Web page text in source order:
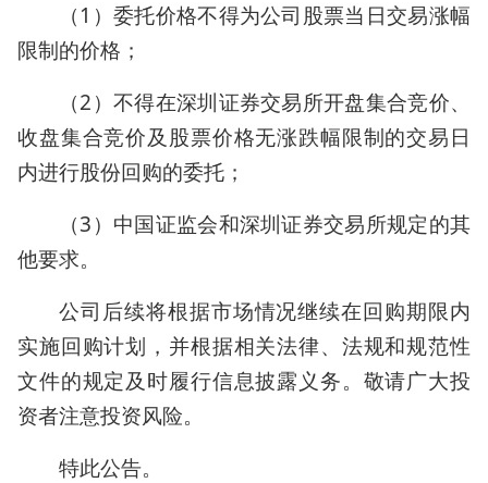
（1）委托价格不得为公司股票当日交易涨幅
限制的价格；
（2）不得在深圳证券交易所开盘集合竞价、
收盘集合竞价及股票价格无涨跌幅限制的交易日
内进行股份回购的委托；
（3）中国证监会和深圳证券交易所规定的其
他要求。
公司后续将根据市场情况继续在回购期限内
实施回购计划，并根据相关法律、法规和规范性
文件的规定及时履行信息披露义务。敬请广大投
资者注意投资风险。
特此公告。